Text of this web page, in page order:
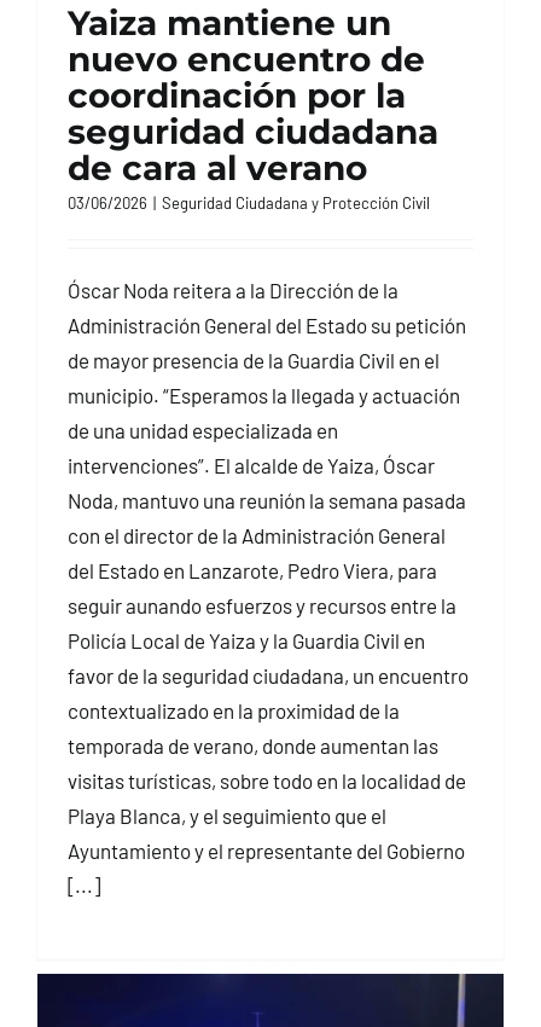
Yaiza mantiene un
nuevo encuentro de
coordinación por la
seguridad ciudadana
de cara al verano
03/06/2026 | Seguridad Ciudadana y Protección Civil
Óscar Noda reitera a la Dirección de la
Administración General del Estado su petición
de mayor presencia de la Guardia Civil en el
municipio. “Esperamos la llegada y actuación
de una unidad especializada en
intervenciones”. El alcalde de Yaiza, Óscar
Noda, mantuvo una reunión la semana pasada
con el director de la Administración General
del Estado en Lanzarote, Pedro Viera, para
seguir aunando esfuerzos y recursos entre la
Policía Local de Yaiza y la Guardia Civil en
favor de la seguridad ciudadana, un encuentro
contextualizado en la proximidad de la
temporada de verano, donde aumentan las
visitas turísticas, sobre todo en la localidad de
Playa Blanca, y el seguimiento que el
Ayuntamiento y el representante del Gobierno
[...]